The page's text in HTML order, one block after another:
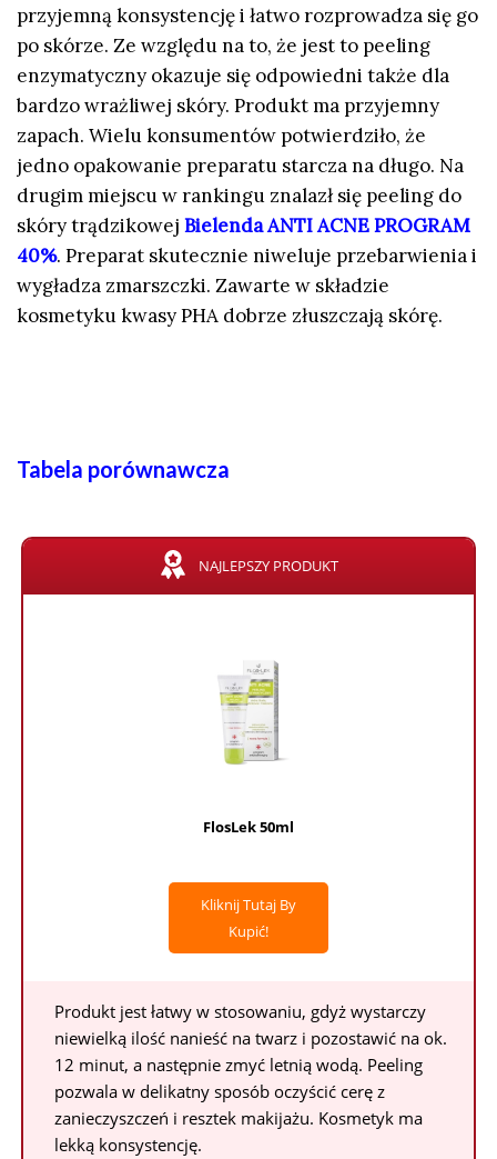
przyjemną konsystencję i łatwo rozprowadza się go
po skórze. Ze względu na to, że jest to peeling
enzymatyczny okazuje się odpowiedni także dla
bardzo wrażliwej skóry. Produkt ma przyjemny
zapach. Wielu konsumentów potwierdziło, że
jedno opakowanie preparatu starcza na długo. Na
drugim miejscu w rankingu znalazł się peeling do
skóry trądzikowej Bielenda ANTI ACNE PROGRAM
40%. Preparat skutecznie niweluje przebarwienia i
wygładza zmarszczki. Zawarte w składzie
kosmetyku kwasy PHA dobrze złuszczają skórę.
Tabela porównawcza
NAJLEPSZY PRODUKT
FlosLek 50ml
Kliknij Tutaj By
Kupić!
Produkt jest łatwy w stosowaniu, gdyż wystarczy
niewielką ilość nanieść na twarz i pozostawić na ok.
12 minut, a następnie zmyć letnią wodą. Peeling
pozwala w delikatny sposób oczyścić cerę z
zanieczyszczeń i resztek makijażu. Kosmetyk ma
lekką konsystencję.